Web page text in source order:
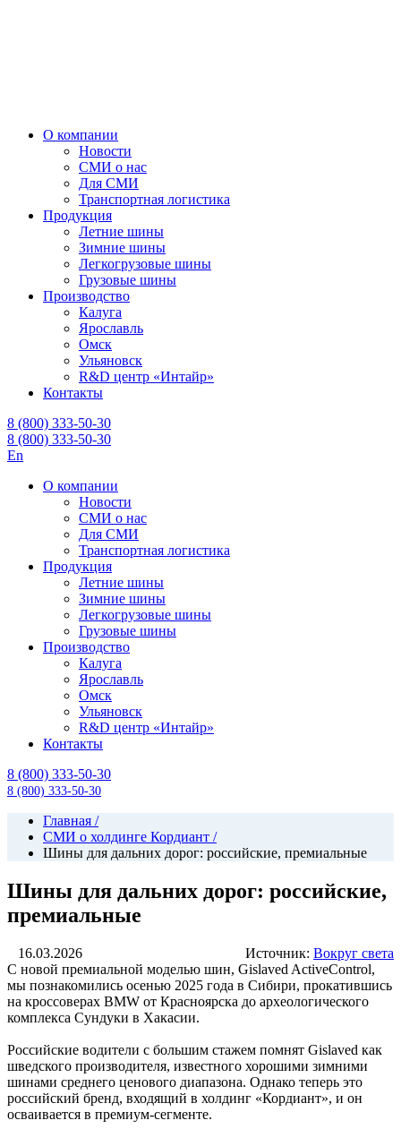
О компании
Новости
СМИ о нас
Для СМИ
Транспортная логистика
Продукция
Летние шины
Зимние шины
Легкогрузовые шины
Грузовые шины
Производство
Калуга
Ярославль
Омск
Ульяновск
R&D центр «Интайр»
Контакты
8 (800) 333-50-30
8 (800) 333-50-30
En
О компании
Новости
СМИ о нас
Для СМИ
Транспортная логистика
Продукция
Летние шины
Зимние шины
Легкогрузовые шины
Грузовые шины
Производство
Калуга
Ярославль
Омск
Ульяновск
R&D центр «Интайр»
Контакты
8 (800) 333-50-30
8 (800) 333-50-30
Главная /
СМИ о холдинге Кордиант /
Шины для дальних дорог: российские, премиальные
Шины для дальних дорог: российские,
премиальные
16.03.2026 Источник: Вокруг света
С новой премиальной моделью шин, Gislaved ActiveControl,
мы познакомились осенью 2025 года в Сибири, прокатившись
на кроссоверах BMW от Красноярска до археологического
комплекса Сундуки в Хакасии.
Российские водители с большим стажем помнят Gislaved как
шведского производителя, известного хорошими зимними
шинами среднего ценового диапазона. Однако теперь это
российский бренд, входящий в холдинг «Кордиант», и он
осваивается в премиум-сегменте.